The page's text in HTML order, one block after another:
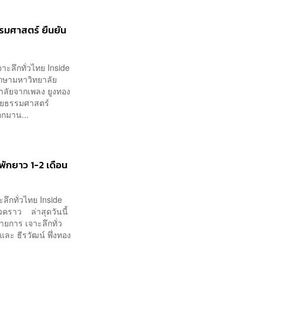
รมศาสตร์ ยืนยัน
ะลึกทั่วไทย Inside
ษามหาวิทยาลัย
ยจากเพลง ยูงทอง
ธรรมศาสตร์
มาน...
กยาว 1-2 เดือน
กทั่วไทย Inside
วคราว ล่าสุดวันนี้
การ เจาะลึกทั่ว
ละ ธีรวัฒน์ พึ่งทอง